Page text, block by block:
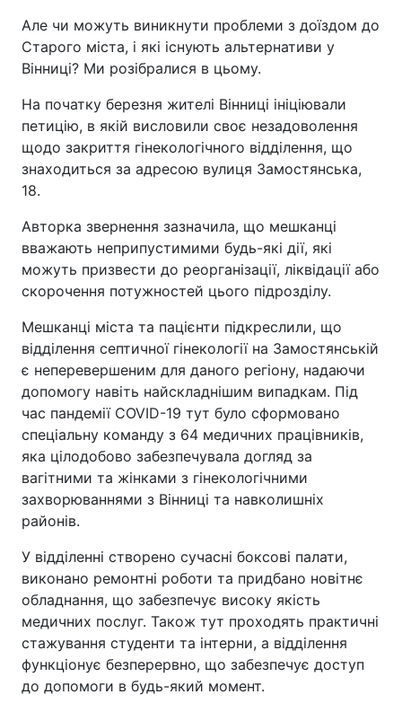
Але чи можуть виникнути проблеми з доїздом до
Старого міста, і які існують альтернативи у
Вінниці? Ми розібралися в цьому.
На початку березня жителі Вінниці ініціювали
петицію, в якій висловили своє незадоволення
щодо закриття гінекологічного відділення, що
знаходиться за адресою вулиця Замостянська,
18.
Авторка звернення зазначила, що мешканці
вважають неприпустимими будь-які дії, які
можуть призвести до реорганізації, ліквідації або
скорочення потужностей цього підрозділу.
Мешканці міста та пацієнти підкреслили, що
відділення септичної гінекології на Замостянській
є неперевершеним для даного регіону, надаючи
допомогу навіть найскладнішим випадкам. Під
час пандемії COVID-19 тут було сформовано
спеціальну команду з 64 медичних працівників,
яка цілодобово забезпечувала догляд за
вагітними та жінками з гінекологічними
захворюваннями з Вінниці та навколишніх
районів.
У відділенні створено сучасні боксові палати,
виконано ремонтні роботи та придбано новітнє
обладнання, що забезпечує високу якість
медичних послуг. Також тут проходять практичні
стажування студенти та інтерни, а відділення
функціонує безперервно, що забезпечує доступ
до допомоги в будь-який момент.